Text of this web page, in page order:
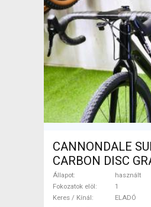
CANNONDALE
CARBON DISC
/ CX tárcsafék
ELADÓ
Állapot
használt
Fokozatok elöl
1
Keres / Kínál
ELADÓ